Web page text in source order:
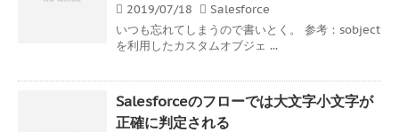
2019/07/18
Salesforce
いつも忘れてしまうので書いとく。 参考：sobject
を利用したカスタムオブジェ ...
Salesforceのフローでは大文字小文字が
正確に判定される